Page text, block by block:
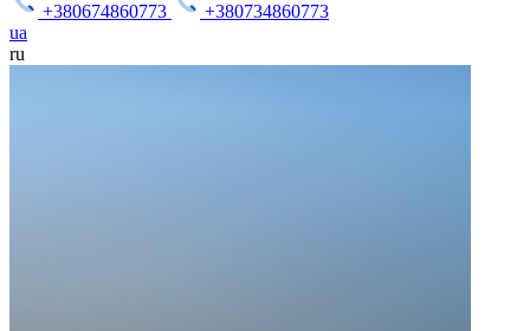
+380674860773
+380734860773
ua
ru